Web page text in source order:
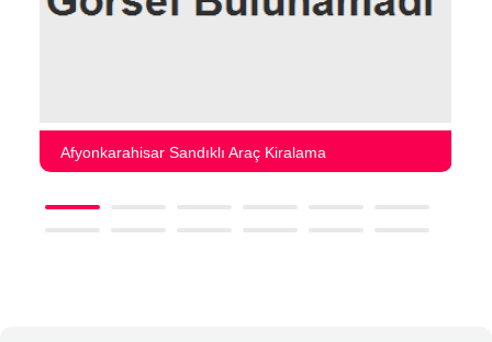
Afyonkarahisar Sandıklı Araç Kiralama